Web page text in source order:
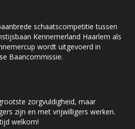
schaatscompetitie tussen
Kennemerland Haarlem als
wordt uitgevoerd in
Baancommissie.
zorgvuldigheid, maar
zijn en met vrijwilligers werken.
welkom!